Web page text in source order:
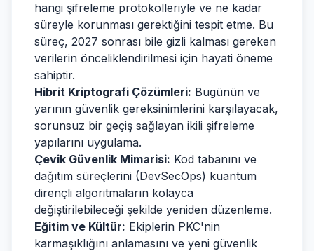
hangi şifreleme protokolleriyle ve ne kadar
süreyle korunması gerektiğini tespit etme. Bu
süreç, 2027 sonrası bile gizli kalması gereken
verilerin önceliklendirilmesi için hayati öneme
sahiptir.
Hibrit Kriptografi Çözümleri: Bugünün ve
yarının güvenlik gereksinimlerini karşılayacak,
sorunsuz bir geçiş sağlayan ikili şifreleme
yapılarını uygulama.
Çevik Güvenlik Mimarisi: Kod tabanını ve
dağıtım süreçlerini (DevSecOps) kuantum
dirençli algoritmaların kolayca
değiştirilebileceği şekilde yeniden düzenleme.
Eğitim ve Kültür: Ekiplerin PKC'nin
karmaşıklığını anlamasını ve yeni güvenlik